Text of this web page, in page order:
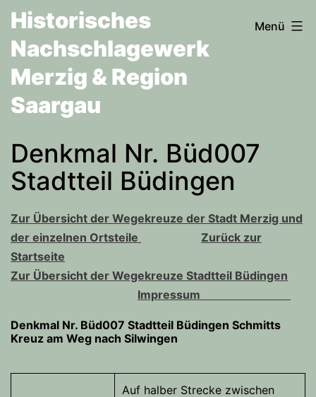
Zum
Inhalt
springen
Historisches
Nachschlagewerk
Merzig & Region
Saargau
Menü
Denkmal Nr. Büd007
Stadtteil Büdingen
Zur Übersicht der Wegekreuze der Stadt Merzig und
der einzelnen Ortsteile
Zurück zur
Startseite
Zur Übersicht der Wegekreuze Stadtteil Büdingen
Impressum
Denkmal Nr. Büd007 Stadtteil Büdingen Schmitts
Kreuz am Weg nach Silwingen
Auf halber Strecke zwischen